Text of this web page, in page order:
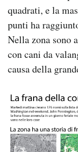
quadrati, e la
punti ha
Nella zona sono
con cani da
causa della